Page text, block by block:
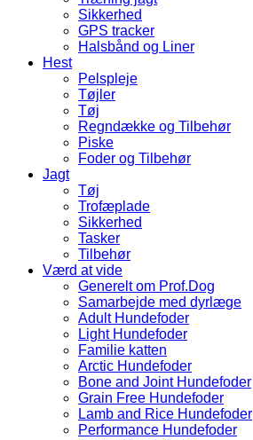
Sikkerhed
GPS tracker
Halsbånd og Liner
Hest
Pelspleje
Tøjler
Tøj
Regndække og Tilbehør
Piske
Foder og Tilbehør
Jagt
Tøj
Trofæplade
Sikkerhed
Tasker
Tilbehør
Værd at vide
Generelt om Prof.Dog
Samarbejde med dyrlæge
Adult Hundefoder
Light Hundefoder
Familie katten
Arctic Hundefoder
Bone and Joint Hundefoder
Grain Free Hundefoder
Lamb and Rice Hundefoder
Performance Hundefoder